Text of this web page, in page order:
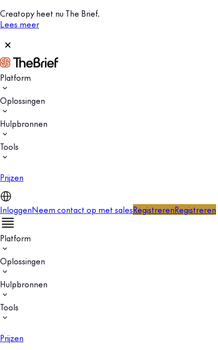
Creatopy heet nu The Brief.
Lees meer
Platform
Oplossingen
Hulpbronnen
Tools
Prijzen
InloggenNeem contact op met salesRegistrerenRegistreren
Platform
Oplossingen
Hulpbronnen
Tools
Prijzen